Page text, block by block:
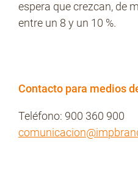
espera que crezcan, de
entre un 8 y un 10 %.
Contacto para medios
Teléfono: 900 360 900